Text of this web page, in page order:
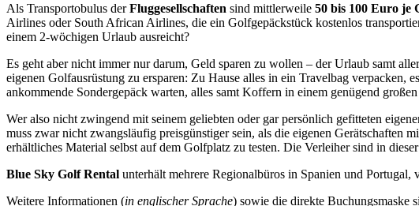
Als Transportobulus derFluggesellschaften sind mittlerweile 50 bis 100 Euro je
Airlines oder South African Airlines, die ein Golfgepäckstück kostenlos
einem 2-wöchigen Urlaub ausreicht?
Es geht aber nicht immer nur darum, Geld sparen zu wollen – der Urlaub samt
eigenen Golfausrüstung zu ersparen: Zu Hause alles in ein Travelbag
ankommende Sondergepäck warten, alles samt Koffern in einem genügend
Wer also nicht zwingend mit seinem geliebten oder gar persönlich gefitteten
muss zwar nicht zwangsläufig preisgünstiger sein, als die eigenen Gerätschaften
erhältliches Material selbst auf dem Golfplatz zu testen. Die Verleiher sind in
Blue Sky Golf Rental unterhält mehrere Regionalbüros in Spanien und Portugal,
Weitere Informationen (in englischer Sprache) sowie die direkte Buchungsmaske